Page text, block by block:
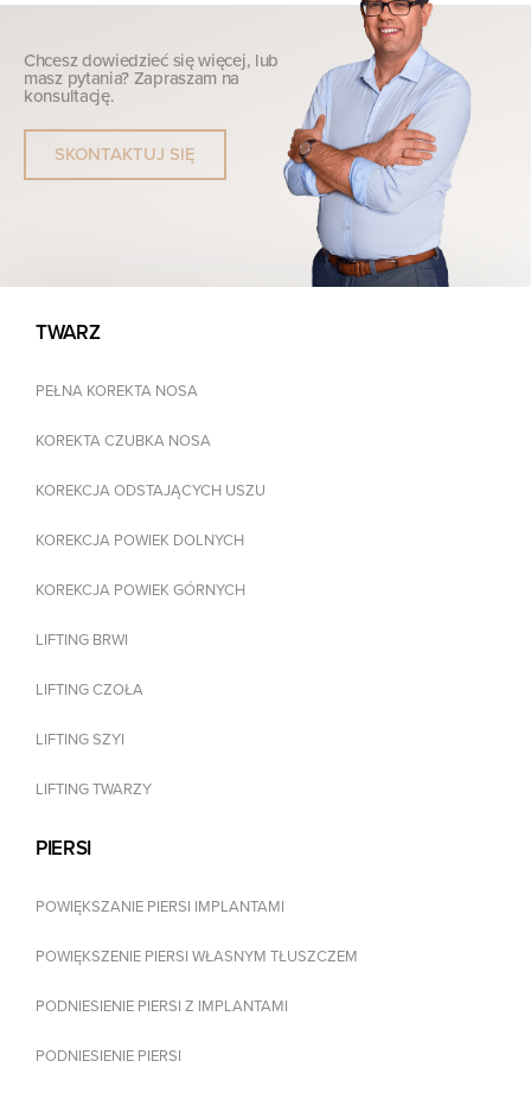
Chcesz dowiedzieć się więcej, lub
masz pytania? Zapraszam na
konsultację.
SKONTAKTUJ SIĘ
TWARZ
PEŁNA KOREKTA NOSA
KOREKTA CZUBKA NOSA
KOREKCJA ODSTAJĄCYCH USZU
KOREKCJA POWIEK DOLNYCH
KOREKCJA POWIEK GÓRNYCH
LIFTING BRWI
LIFTING CZOŁA
LIFTING SZYI
LIFTING TWARZY
PIERSI
POWIĘKSZANIE PIERSI IMPLANTAMI
POWIĘKSZENIE PIERSI WŁASNYM TŁUSZCZEM
PODNIESIENIE PIERSI Z IMPLANTAMI
PODNIESIENIE PIERSI